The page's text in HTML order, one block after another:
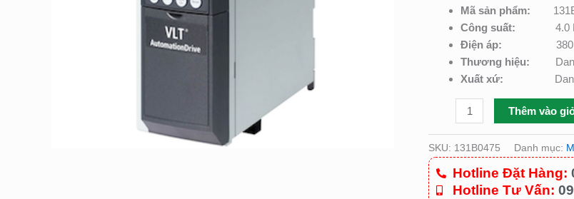
Mã sản phẩm:
Công suất: 4.0
Điện áp:
Thương hiệu:
Xuất xứ:
Thêm vào
SKU: 131B0475 Danh mục:
Hotline Đặt Hàng:
Hotline Tư Vấn: